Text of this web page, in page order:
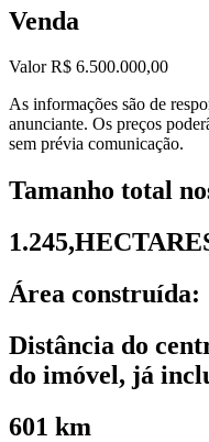
Venda
Valor R$ 6.500.000,00
As informações são de
anunciante. Os preços
sem prévia comunicação.
Tamanho total
Área construída:
Distância do
do imóvel, já
601 km